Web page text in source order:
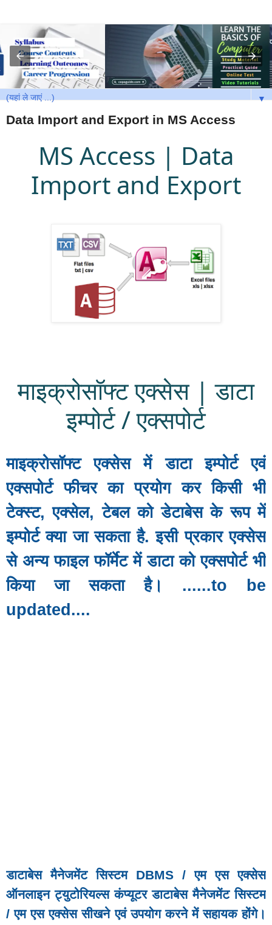
▼
Data Import and Export in MS Access
MS Access | Data
Import and Export
माइक्रोसॉफ्ट एक्सेस | डाटा
इम्पोर्ट / एक्सपोर्ट
माइक्रोसॉफ्ट एक्सेस में डाटा इम्पोर्ट एवं
एक्सपोर्ट फीचर का प्रयोग कर किसी भी
टेक्स्ट, एक्सेल, टेबल को डेटाबेस के रूप में
इम्पोर्ट क्या जा सकता है. इसी प्रकार एक्सेस
से अन्य फाइल फॉर्मेट में डाटा को एक्सपोर्ट भी
किया जा सकता है। ......to be
updated....
डाटाबेस मैनेजमेंट सिस्टम DBMS / एम एस एक्सेस
ऑनलाइन ट्युटोरियल्स कंप्यूटर डाटाबेस मैनेजमेंट सिस्टम
/ एम एस एक्सेस सीखने एवं उपयोग करने में सहायक होंगे।